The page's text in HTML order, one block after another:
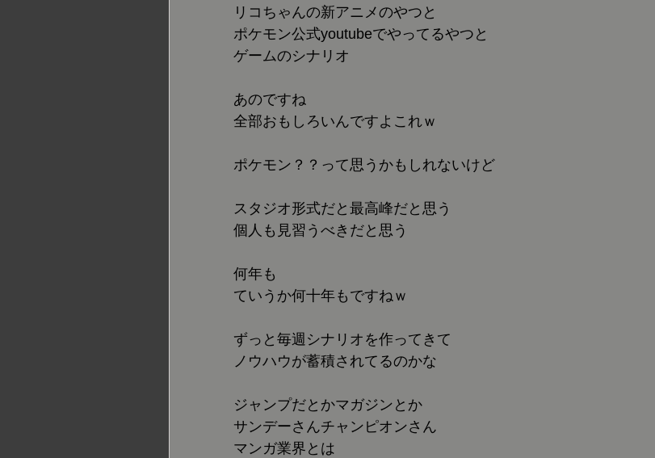
リコちゃんの新アニメのやつと
ポケモン公式youtubeでやってるやつと
ゲームのシナリオ
あのですね
全部おもしろいんですよこれｗ
ポケモン？？って思うかもしれないけど
スタジオ形式だと最高峰だと思う
個人も見習うべきだと思う
何年も
ていうか何十年もですねｗ
ずっと毎週シナリオを作ってきて
ノウハウが蓄積されてるのかな
ジャンプだとかマガジンとか
サンデーさんチャンピオンさん
マンガ業界とは